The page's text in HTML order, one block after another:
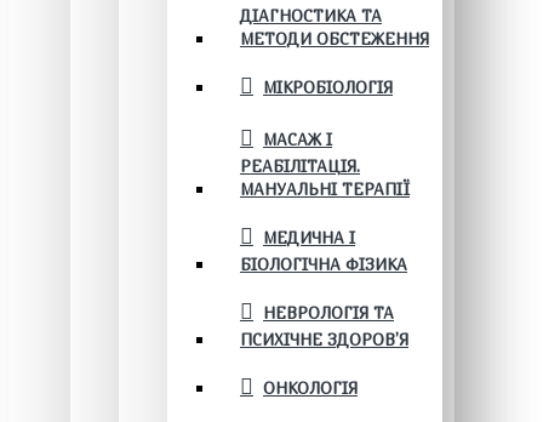
ДІАГНОСТИКА ТА
МЕТОДИ ОБСТЕЖЕННЯ
МІКРОБІОЛОГІЯ
МАСАЖ І
РЕАБІЛІТАЦІЯ.
МАНУАЛЬНІ ТЕРАПІЇ
МЕДИЧНА І
БІОЛОГІЧНА ФІЗИКА
НЕВРОЛОГІЯ ТА
ПСИХІЧНЕ ЗДОРОВ’Я
ОНКОЛОГІЯ